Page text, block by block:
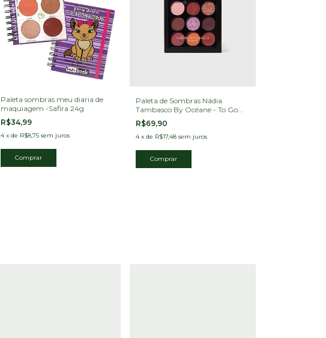
Paleta sombras meu diaria de
maquiagem -Safira 24g
R$34,99
4 x de R$8,75 sem juros
Paleta de Sombras Nádia
Tambasco By Océane - To Go
Fire 7,2g
R$69,90
4 x de R$17,48 sem juros